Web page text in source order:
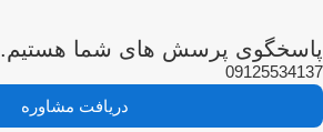
پرسش های شما هستیم...
دریافت مشاوره